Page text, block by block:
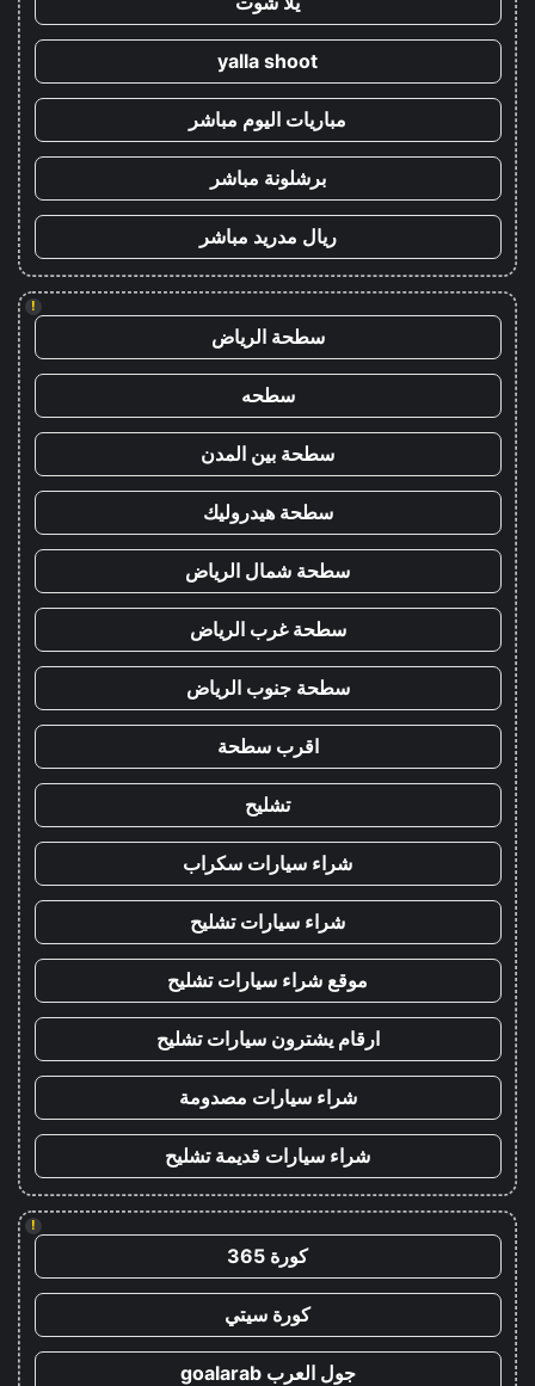
yalla shoot
مباريات اليوم مباشر
برشلونة مباشر
ريال مدريد مباشر
!
سطحة الرياض
سطحه
سطحة بين المدن
سطحة هيدروليك
سطحة شمال الرياض
سطحة غرب الرياض
سطحة جنوب الرياض
اقرب سطحة
تشليح
شراء سيارات سكراب
شراء سيارات تشليح
موقع شراء سيارات تشليح
ارقام يشترون سيارات تشليح
شراء سيارات مصدومة
شراء سيارات قديمة تشليح
!
كورة 365
كورة سيتي
جول العرب goalarab